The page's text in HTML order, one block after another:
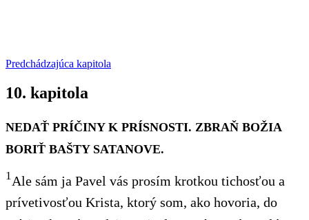
Predchádzajúca kapitola
10. kapitola
NEDAŤ PRÍČINY K PRÍSNOSTI. ZBRAŇ BOŽIA
BORIŤ BAŠTY SATANOVE.
1Ale sám ja Pavel vás prosím krotkou tichosťou a
prívetivosťou Krista, ktorý som, ako hovoria, do